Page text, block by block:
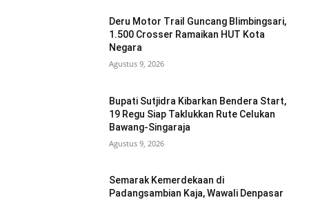
Deru Motor Trail Guncang Blimbingsari,
1.500 Crosser Ramaikan HUT Kota
Negara
Agustus 9, 2026
Bupati Sutjidra Kibarkan Bendera Start,
19 Regu Siap Taklukkan Rute Celukan
Bawang-Singaraja
Agustus 9, 2026
Semarak Kemerdekaan di
Padangsambian Kaja, Wawali Denpasar